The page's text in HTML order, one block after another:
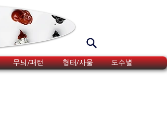
무늬/패턴 형태/사물 도수별